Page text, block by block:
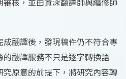
翻譯後，發現稿件仍不符合專
翻譯服務不只是逐字轉換語
原意的前提下，將研究內容轉